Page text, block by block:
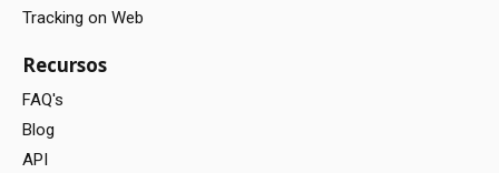
Tracking on Web
Recursos
FAQ's
Blog
API